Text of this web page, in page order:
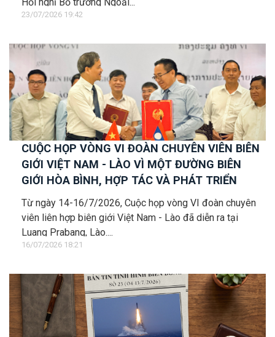
23/07/2026 19:42
CUỘC HỌP VÒNG VI ĐOÀN CHUYÊN VIÊN BIÊN
GIỚI VIỆT NAM - LÀO VÌ MỘT ĐƯỜNG BIÊN
GIỚI HÒA BÌNH, HỢP TÁC VÀ PHÁT TRIỂN
Từ ngày 14-16/7/2026, Cuộc họp vòng VI đoàn chuyên
viên liên hợp biên giới Việt Nam - Lào đã diễn ra tại
Luang Prabang, Lào....
16/07/2026 18:21